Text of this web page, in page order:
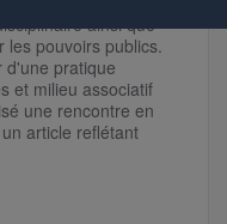
ainsi que
les pouvoirs publics.
d'une pratique
et milieu associatif
une rencontre en
article reflétant